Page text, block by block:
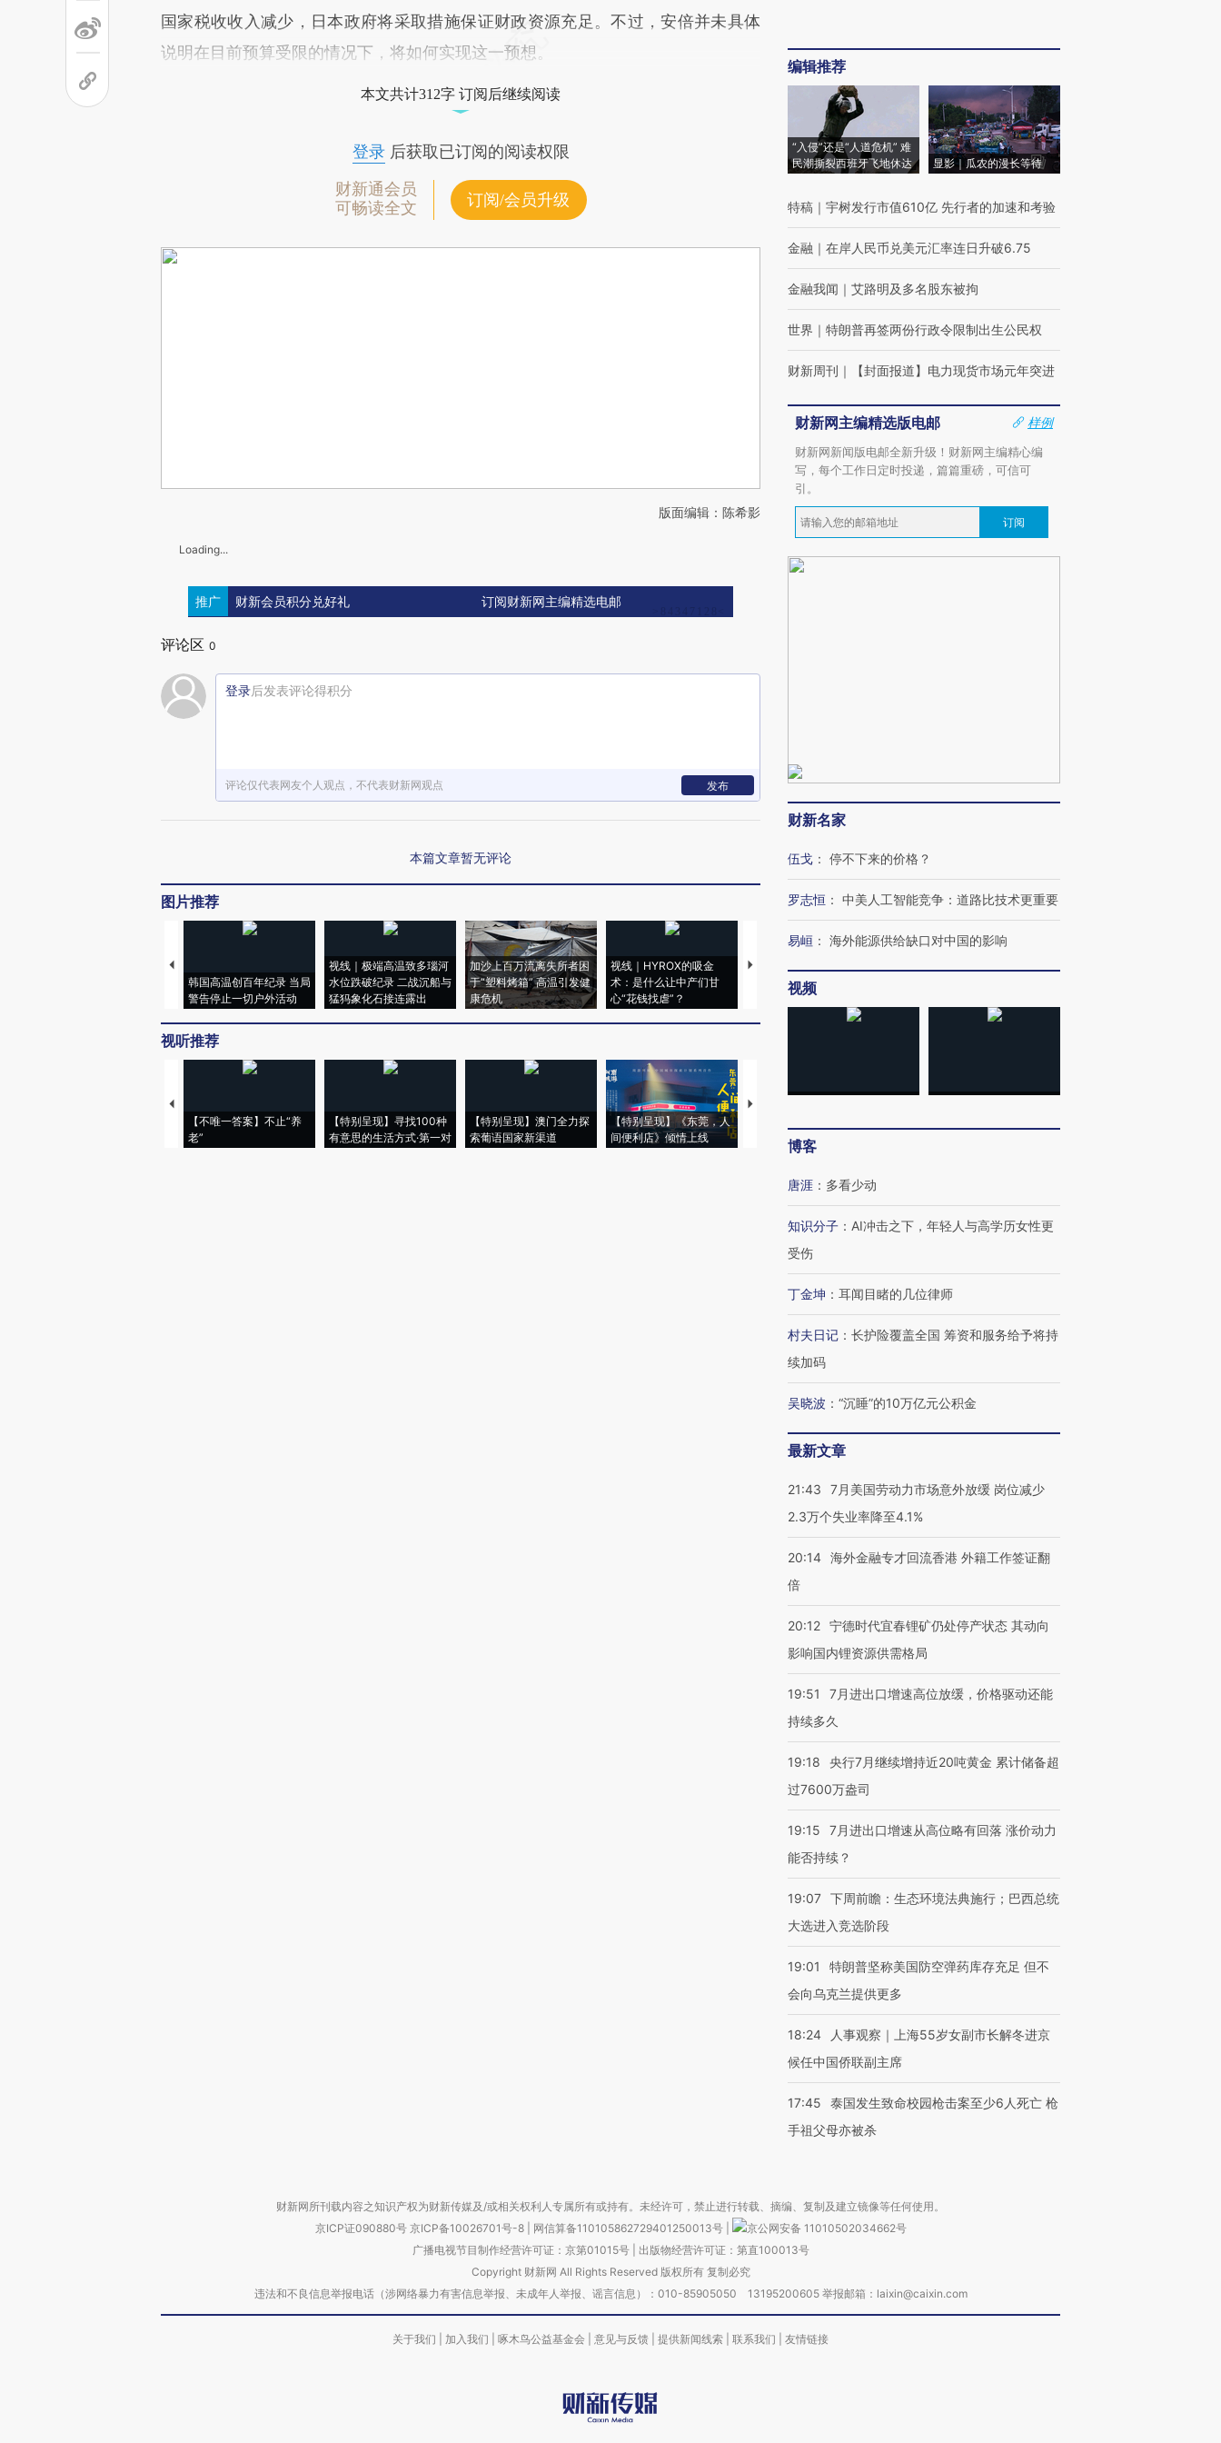
国家税收收入减少，日本政府将采取措施保证财政资源充足。不过，安倍并未具体
说明在目前预算受限的情况下，将如何实现这一预想。
本文共计312字 订阅后继续阅读
登录后获取已订阅的阅读权限
财新通会员
可畅读全文
订阅/会员升级
版面编辑：陈希影
Loading...
推广 财新会员积分兑好礼 订阅财新网主编精选电邮
评论区 0
登录后发表评论得积分
评论仅代表网友个人观点，不代表财新网观点 发布
本篇文章暂无评论
图片推荐
韩国高温创百年纪录 当局
警告停止一切户外活动
视线｜极端高温致多瑙河
水位跌破纪录 二战沉船与
猛犸象化石接连露出
加沙上百万流离失所者困
于“塑料烤箱” 高温引发健
康危机
视线｜HYROX的吸金
术：是什么让中产们甘
心“花钱找虐”？
马航飞行员跨国走私7万
粒摇头丸 尿检体内含3种
视听推荐
【不唯一答案】不止“养
老”
【特别呈现】寻找100种
有意思的生活方式·第一对
【特别呈现】澳门全力探
索葡语国家新渠道
【特别呈现】《东莞，人
间便利店》倾情上线
【推广】走进第四届链博
编辑推荐
“入侵”还是“人道危机” 难
民潮撕裂西班牙飞地休达
显影｜瓜农的漫长等待
特稿 ｜ 宇树发行市值610亿 先行者的加速和考验
金融 ｜ 在岸人民币兑美元汇率连日升破6.75
金融我闻 ｜ 艾路明及多名股东被拘
世界 ｜ 特朗普再签两份行政令限制出生公民权
财新周刊 ｜ 【封面报道】电力现货市场元年突进
财新网主编精选版电邮
样例
财新网新闻版电邮全新升级！财新网主编精心编
写，每个工作日定时投递，篇篇重磅，可信可
引。
订阅
财新名家
伍戈 ： 停不下来的价格？
罗志恒 ： 中美人工智能竞争：道路比技术更重要
易峘 ： 海外能源供给缺口对中国的影响
视频
博客
唐涯 ： 多看少动
知识分子 ： AI冲击之下，年轻人与高学历女性更
受伤
丁金坤 ： 耳闻目睹的几位律师
村夫日记 ： 长护险覆盖全国 筹资和服务给予将持
续加码
吴晓波 ： “沉睡”的10万亿元公积金
最新文章
21:43
7月美国劳动力市场意外放缓 岗位减少
2.3万个失业率降至4.1%
20:14 海外金融专才回流香港 外籍工作签证翻
倍
20:12 宁德时代宜春锂矿仍处停产状态 其动向
影响国内锂资源供需格局
19:51
7月进出口增速高位放缓，价格驱动还能
持续多久
19:18
央行7月继续增持近20吨黄金 累计储备超
过7600万盎司
19:15
7月进出口增速从高位略有回落 涨价动力
能否持续？
19:07 下周前瞻：生态环境法典施行；巴西总统
大选进入竞选阶段
19:01
特朗普坚称美国防空弹药库存充足 但不
会向乌克兰提供更多
18:24
人事观察｜上海55岁女副市长解冬进京
候任中国侨联副主席
17:45
泰国发生致命校园枪击案至少6人死亡 枪
手祖父母亦被杀
财新网所刊载内容之知识产权为财新传媒及/或相关权利人专属所有或持有。未经许可，禁止进行转载、摘编、复制及建立镜像等任何使用。
京ICP证090880号 京ICP备10026701号-8 网信算备110105862729401250013号
京公网安备 11010502034662号
广播电视节目制作经营许可证：京第01015号| 出版物经营许可证：第直100013号
Copyright 财新网 All Rights Reserved 版权所有 复制必究
违法和不良信息举报电话（涉网络暴力有害信息举报、未成年人举报、谣言信息）：010-85905050 13195200605 举报邮箱：laixin@caixin.com
关于我们 加入我们 啄木鸟公益基金会 意见与反馈 提供新闻线索 联系我们 友情链接